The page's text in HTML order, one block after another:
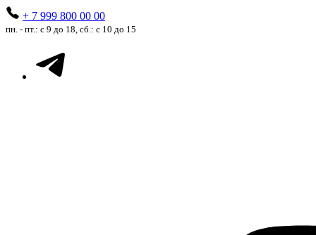
+ 7 999 800 00 00
пн. - пт.: с 9 до 18, сб.: с 10 до 15